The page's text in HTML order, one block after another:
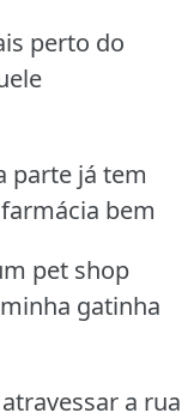
perto do
parte já tem
bem
pet shop
gatinha
a rua